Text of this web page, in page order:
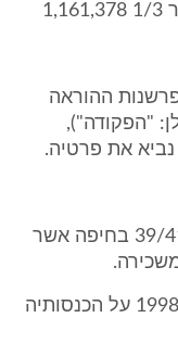
ההוראה
"הפקודה"),
את פרטיה.
כאמור, לאלקנה בנין ברח' המגינים 39/41 בחיפה אשר
אלקנה הצהירה בשנות המס 1997 - 1998 על הכנסותיה